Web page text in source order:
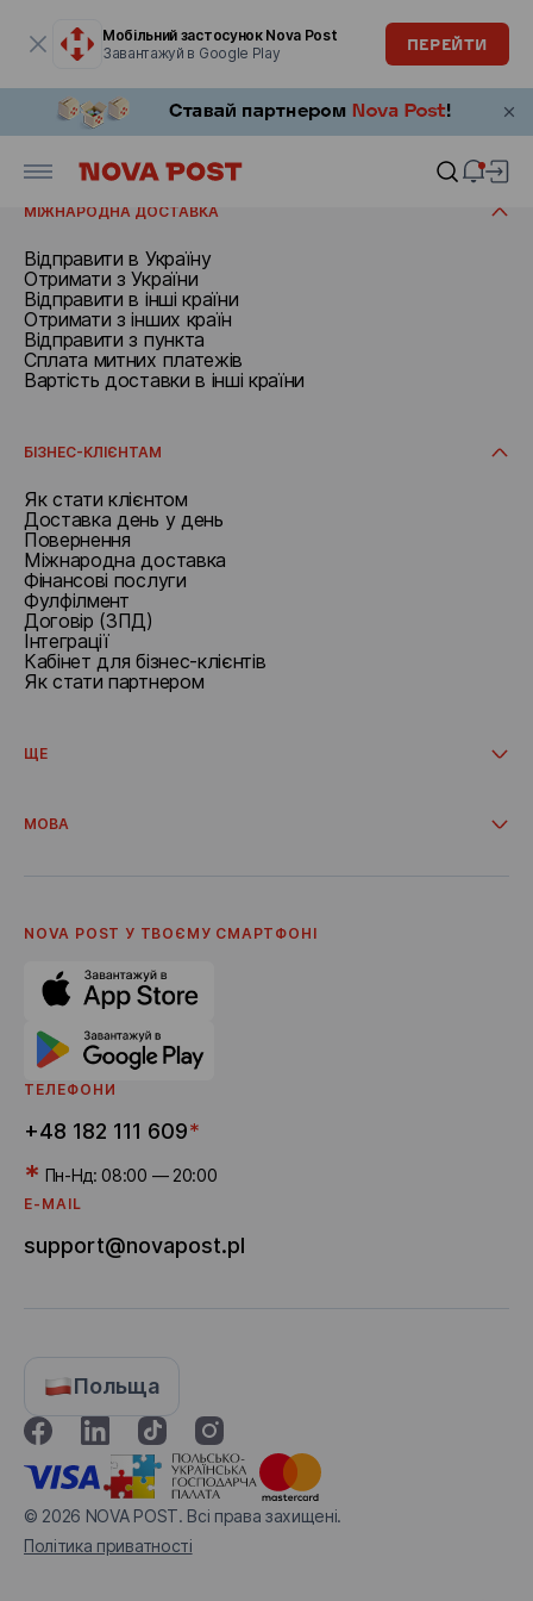
Мобільний застосунок Nova Post
Завантажуй в Google Play
ПЕРЕЙТИ
З відділення
З адреси
З пункта
З поштомата
ОТРИМАТИ
Отримати в Польщі
Отримати у відділенні
Отримати в пункті
Отримати за адресою
МІЖНАРОДНА ДОСТАВКА
Відправити в Україну
Отримати з України
Відправити в інші країни
Отримати з інших країн
Відправити з пункта
Сплата митних платежів
Вартість доставки в інші країни
БІЗНЕС-КЛІЄНТАМ
Як стати клієнтом
Доставка день у день
Повернення
Міжнародна доставка
Фінансові послуги
Фулфілмент
Договір (ЗПД)
Інтеграції
Кабінет для бізнес-клієнтів
Як стати партнером
ЩЕ
Доставка з інтернет-магазинів
Умови надання послуг
Кодекс корпоративної етики
Кар'єра
Доставка бонусів
МОВА
Українська
NOVA POST У ТВОЄМУ СМАРТФОНI
ТЕЛЕФОНИ
+48 182 111 609*
*
З понеділка по неділю: з восьмої ранку по двадцяту вечора.
Пн-Нд: 08:00 — 20:00
E-MAIL
support@novapost.pl
© 2026 NOVA POST. Всі права захищені.
Політика приватності
Польща